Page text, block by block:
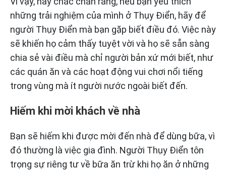
những trải nghiệm của mình ở Thụy Điển, hãy để
người Thụy Điển mà bạn gặp biết điều đó. Việc này
sẽ khiến họ cảm thấy tuyệt vời và họ sẽ sẵn sàng
chia sẻ vài điều mà chỉ người bản xứ mới biết, như
các quán ăn và các hoạt động vui chơi nổi tiếng
trong vùng mà ít người nước ngoài biết đến.
Hiếm khi mời khách về nhà
Bạn sẽ hiếm khi được mời đến nhà để dùng bữa, vì
đó thường là việc gia đình. Người Thụy Điển tôn
trọng sự riêng tư về bữa ăn trừ khi họ ăn ở những